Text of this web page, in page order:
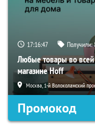
17:16:46 Получили:
Любые товары во всей
магазине Hoff
Москва, 1-й Волоколамский
Промокод